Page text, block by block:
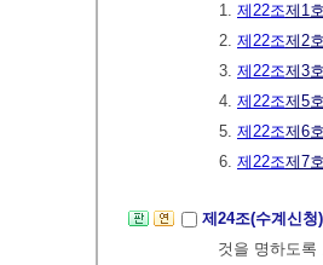
1. 제22조제1
2. 제22조제2
3. 제22조제3
4. 제22조제5
5. 제22조제6
6. 제22조제7
제24조(수계신
것을 명하도